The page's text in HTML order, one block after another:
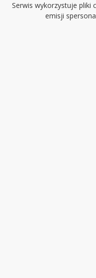
Serwis wykorzystuje pliki
emisji